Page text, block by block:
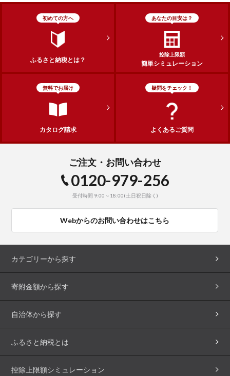
初めての方へ
ふるさと納税とは？
あなたの目安は？
控除上限額
簡単シミュレーション
無料でお届け
カタログ請求
疑問をチェック！
よくあるご質問
ご注文・お問い合わせ
0120-979-256
受付時間 9:00～18:00(土日祝日除く)
Webからのお問い合わせはこちら
カテゴリーから探す
寄附金額から探す
自治体から探す
ふるさと納税とは
控除上限額シミュレーション